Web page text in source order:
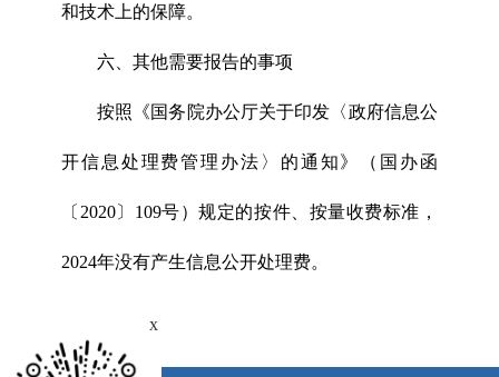
和技术上的保障。
六、其他需要报告的事项
按照《国务院办公厅关于印发〈政府信息公
开信息处理费管理办法〉的通知》（国办函
〔2020〕109号）规定的按件、按量收费标准，
2024年没有产生信息公开处理费。
x